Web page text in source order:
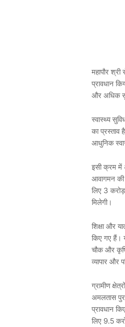
महापौर
प्रावधान
और अधिक
स्वास्थ्य
का प्रस्ताव
आधुनिक
इसी क्रम में
आवागमन की
लिए 3 करोड़
मिलेगी।
शिक्षा और
किए गए हैं।
चौक और
व्यापार और
ग्रामीण
अमलतास
प्रावधान
लिए 9.5